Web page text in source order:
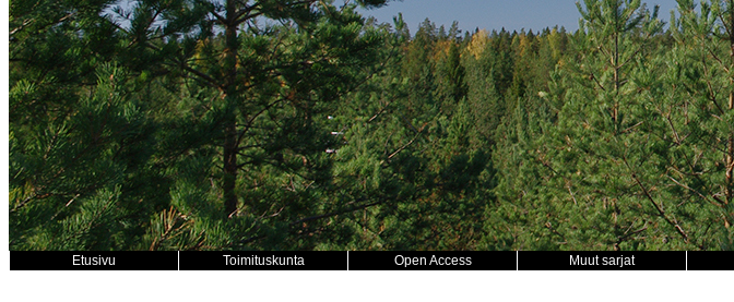
Etusivu Toimituskunta Open Access Muut sarjat